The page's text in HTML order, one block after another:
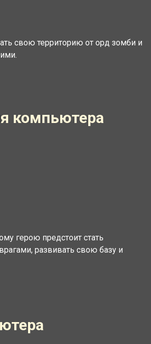
свою территорию от орд зомби и
компьютера
герою предстоит стать
развивать свою базу и